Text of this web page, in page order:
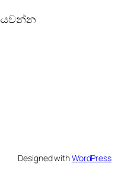
Designed withWordPress